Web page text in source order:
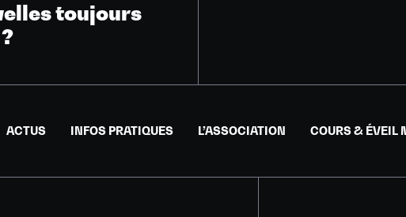
toujours
ACTUS INFOS PRATIQUES L’ASSOCIATION COURS & ÉVEIL